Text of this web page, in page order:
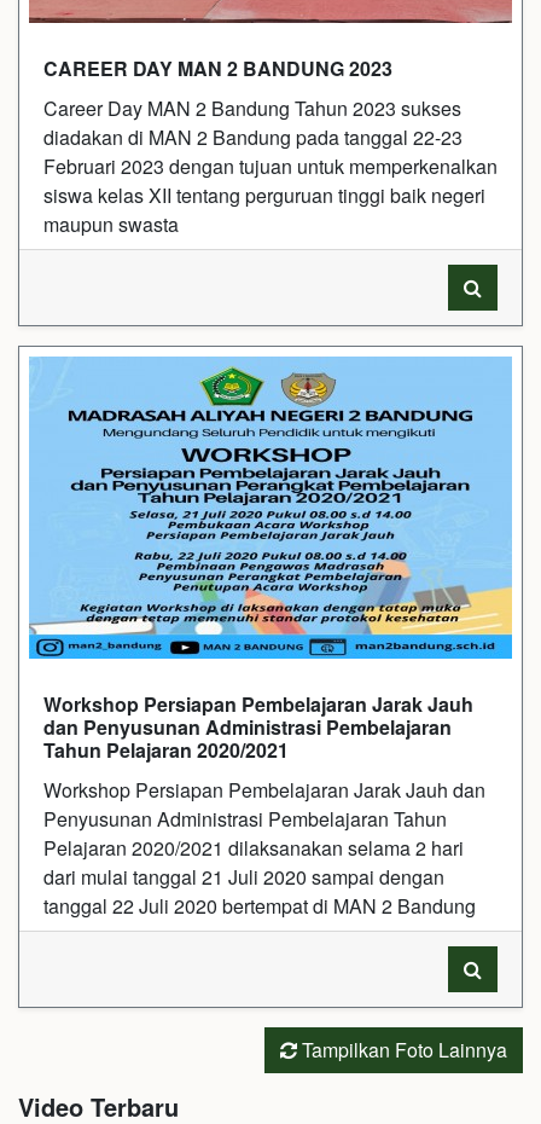
CAREER DAY MAN 2 BANDUNG 2023
Career Day MAN 2 Bandung Tahun 2023 sukses
diadakan di MAN 2 Bandung pada tanggal 22-23
Februari 2023 dengan tujuan untuk memperkenalkan
siswa kelas XII tentang perguruan tinggi baik negeri
maupun swasta
Workshop Persiapan Pembelajaran Jarak Jauh
dan Penyusunan Administrasi Pembelajaran
Tahun Pelajaran 2020/2021
Workshop Persiapan Pembelajaran Jarak Jauh dan
Penyusunan Administrasi Pembelajaran Tahun
Pelajaran 2020/2021 dilaksanakan selama 2 hari
dari mulai tanggal 21 Juli 2020 sampai dengan
tanggal 22 Juli 2020 bertempat di MAN 2 Bandung
Tampilkan Foto Lainnya
Video Terbaru